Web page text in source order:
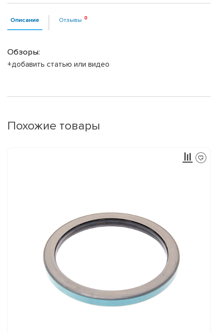
Описание Отзывы
Обзоры:
+добавить статью или видео
Похожие товары